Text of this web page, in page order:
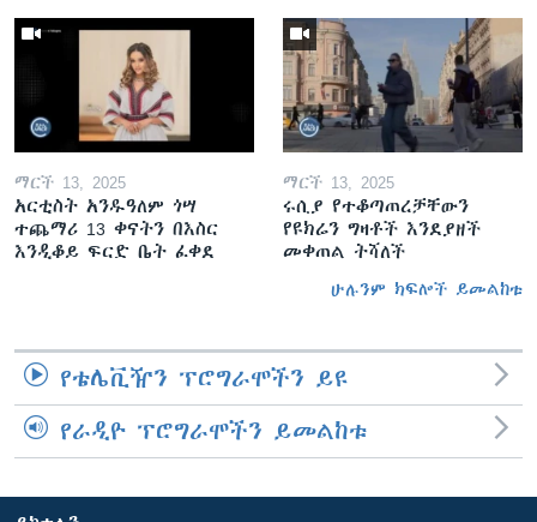
ማርች 13, 2025
አርቲስት አንዱዓለም ጎሣ
ተጨማሪ 13 ቀናትን በእስር
እንዲቆይ ፍርድ ቤት ፈቀደ
ማርች 13, 2025
ሩሲያ የተቆጣጠረቻቸውን
የዩክሬን ግዛቶች እንደያዘች
መቀጠል ትሻለች
ሁሉንም ክፍሎች ይመልከቱ
የቴሌቪዥን ፕሮግራሞችን ይዩ
የራዲዮ ፕሮግራሞችን ይመልከቱ